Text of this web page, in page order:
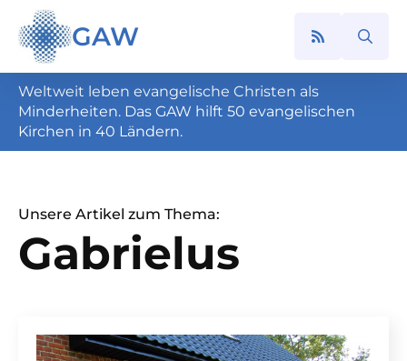
GAW
Search
Weltweit leben evangelische Christen als
Minderheiten. Das GAW hilft 50 evangelischen
Kirchen in 40 Ländern.
Unsere Artikel zum Thema:
Gabrielus